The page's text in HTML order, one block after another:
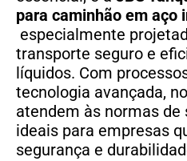
para caminhão em aço
especialmente
transporte seguro e
líquidos. Com
tecnologia avançada,
atendem às normas de
ideais para empresas
segurança e